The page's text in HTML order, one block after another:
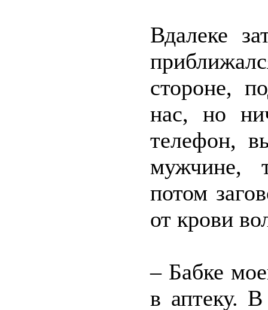
Вдалеке
стороне,
нас, но
телефон,
мужчине,
потом
от крови
– Бабке
в аптеку. В